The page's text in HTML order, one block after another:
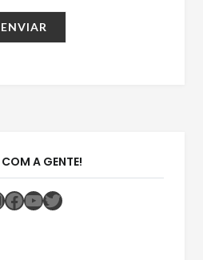
A GENTE!
Facebook
Youtube
Twitter